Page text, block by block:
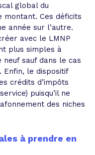
global du
montant. Ces déficits
année sur l’autre.
avec le LMNP
plus simples à
neuf sauf dans le cas
Enfin, le dispositif
crédits d’impôts
puisqu’il ne
des niches
à prendre en